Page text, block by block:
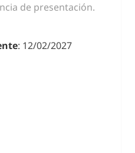
de presentación.
: 12/02/2027